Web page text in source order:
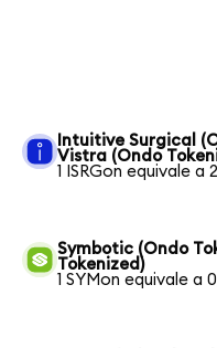
Intuitive Surgical
Vistra (Ondo
1 ISRGon equivale a
Symbotic (Ondo
Tokenized)
1 SYMon equivale a